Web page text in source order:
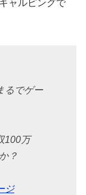
ャルピングで
るでゲー
100万
？
ジ